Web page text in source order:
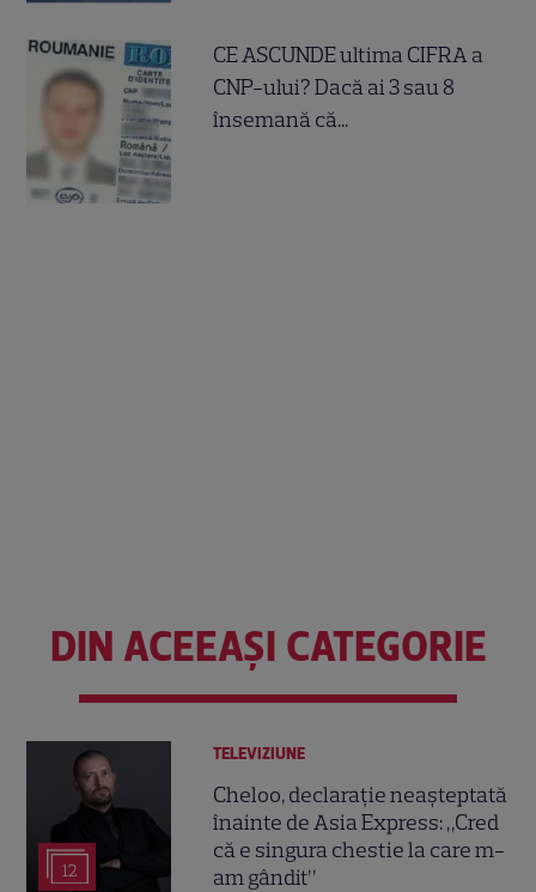
CE ASCUNDE ultima CIFRA a
CNP-ului? Dacă ai 3 sau 8
însemană că...
DIN ACEEAȘI CATEGORIE
12
TELEVIZIUNE
Cheloo, declarație neașteptată
înainte de Asia Express: „Cred
că e singura chestie la care m-
am gândit”